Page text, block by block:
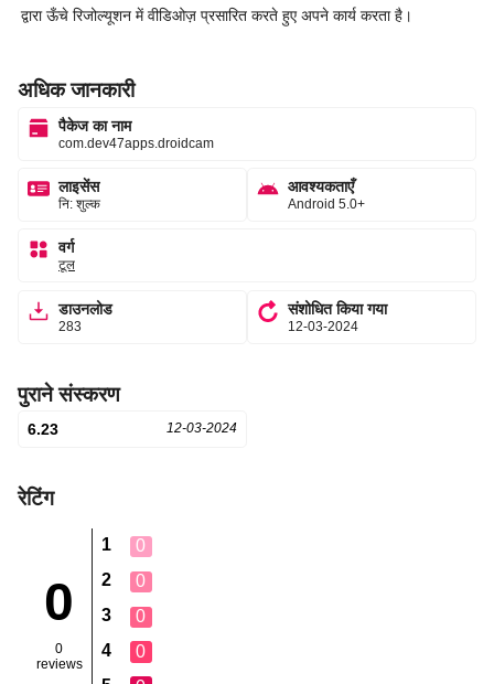
द्वारा ऊँचे रिजोल्यूशन में वीडिओज़ प्रसारित करते हुए अपने कार्य करता है।
अधिक जानकारी
पैकेज का नाम
com.dev47apps.droidcam
लाइसेंस
नि: शुल्क
आवश्यकताएँ
Android 5.0+
वर्ग
टूल
डाउनलोड
283
संशोधित किया गया
12-03-2024
पुराने संस्करण
6.23 12-03-2024
रेटिंग
0
0
reviews
1
0
2
0
3
0
4
0